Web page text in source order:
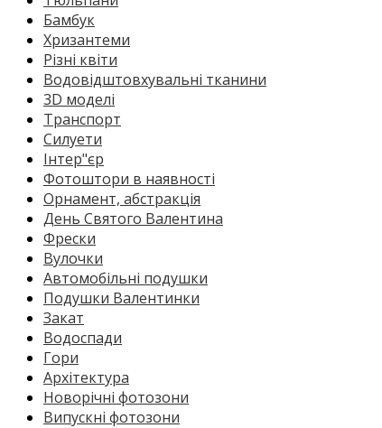
Бамбук
Хризантеми
Різні квіти
Водовідштовхувальні тканини
3D моделі
Транспорт
Силуети
Інтер"єр
Фотоштори в наявності
Орнамент, абстракція
День Святого Валентина
Фрески
Вулочки
Автомобільні подушки
Подушки Валентинки
Закат
Водоспади
Гори
Архітектура
Новорічні фотозони
Випускні фотозони